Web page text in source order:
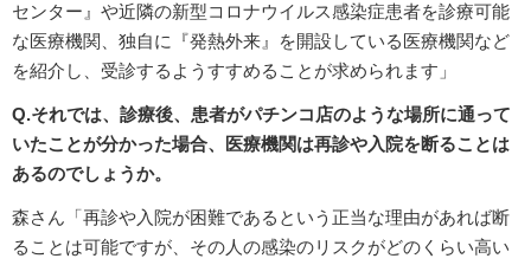
センター』や近隣の新型コロナウイルス感染症患者を診療可能
な医療機関、独自に『発熱外来』を開設している医療機関など
を紹介し、受診するようすすめることが求められます」
Q.それでは、診療後、患者がパチンコ店のような場所に通って
いたことが分かった場合、医療機関は再診や入院を断ることは
あるのでしょうか。
森さん「再診や入院が困難であるという正当な理由があれば断
ることは可能ですが、その人の感染のリスクがどのくらい高い